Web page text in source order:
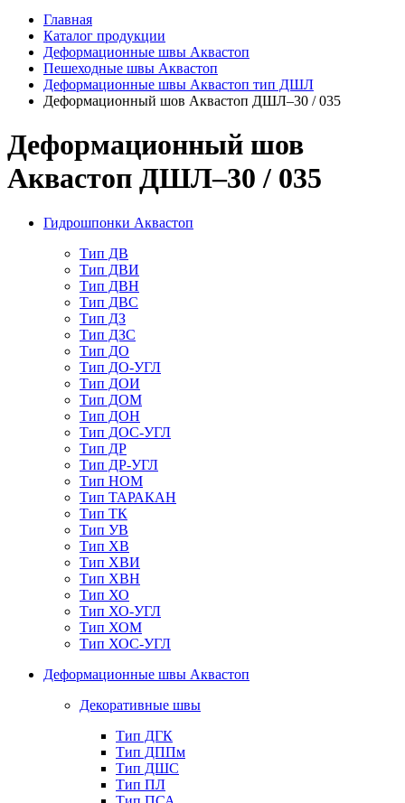
Главная
Каталог продукции
Деформационные швы Аквастоп
Пешеходные швы Аквастоп
Деформационные швы Аквастоп тип ДШЛ
Деформационный шов Аквастоп ДШЛ–30 / 035
Деформационный шов
Аквастоп ДШЛ–30 / 035
Гидрошпонки Аквастоп
Тип ДВ
Тип ДВИ
Тип ДВН
Тип ДВС
Тип ДЗ
Тип ДЗС
Тип ДО
Тип ДО-УГЛ
Тип ДОИ
Тип ДОМ
Тип ДОН
Тип ДОС-УГЛ
Тип ДР
Тип ДР-УГЛ
Тип НОМ
Тип ТАРАКАН
Тип ТК
Тип УВ
Тип ХВ
Тип ХВИ
Тип ХВН
Тип ХО
Тип ХО-УГЛ
Тип ХОМ
Тип ХОС-УГЛ
Деформационные швы Аквастоп
Декоративные швы
Тип ДГК
Тип ДППм
Тип ДШС
Тип ПЛ